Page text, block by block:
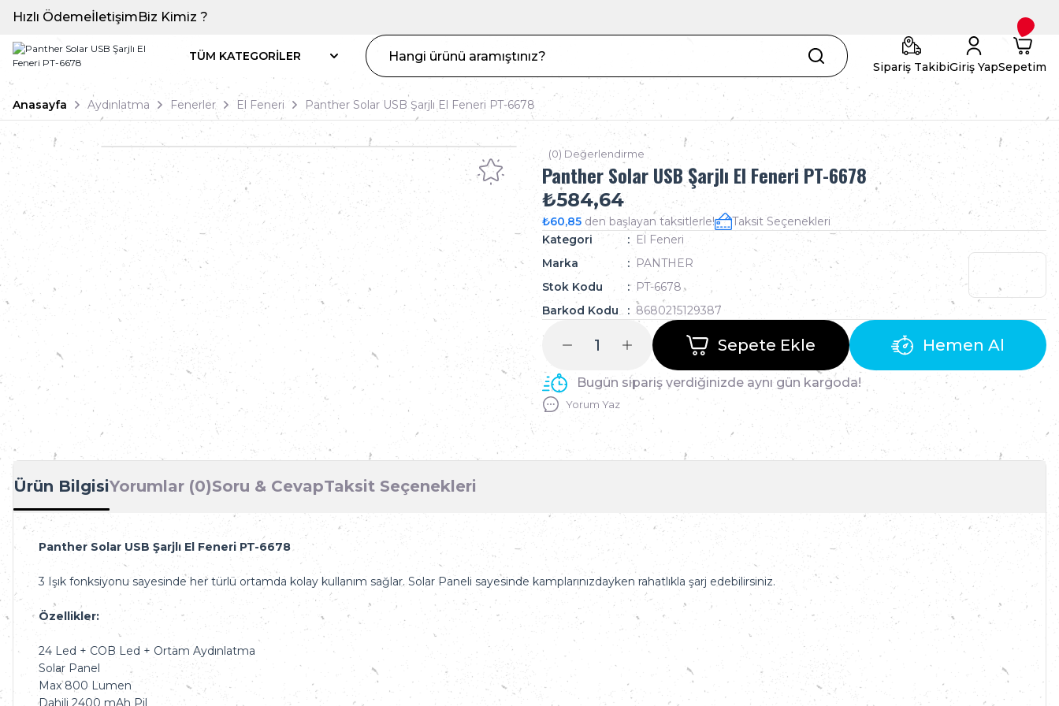
Hızlı ÖdemeİletişimBiz Kimiz ?
TÜM KATEGORİLER
Sipariş TakibiGiriş YapSepetim
Anasayfa Aydınlatma Fenerler El Feneri Panther Solar USB Şarjlı El Feneri PT-6678
(0) Değerlendirme
Panther Solar USB Şarjlı El Feneri PT-6678
₺584,64
₺60,85 den başlayan taksitlerle!
Taksit Seçenekleri
Kategori
El Feneri
Marka
PANTHER
Stok Kodu
PT-6678
Barkod Kodu
8680215129387
Sepete Ekle Hemen Al
Bugün sipariş verdiğinizde aynı gün kargoda!
Yorum Yaz
Ürün BilgisiYorumlar (0)Soru & CevapTaksit Seçenekleri
Panther Solar USB Şarjlı El Feneri PT-6678
3 Işık fonksiyonu sayesinde her türlü ortamda kolay kullanım sağlar. Solar Paneli sayesinde kamplarınızdayken rahatlıkla şarj edebilirsiniz.
Özellikler:
24 Led + COB Led + Ortam Aydınlatma
Solar Panel
Max 800 Lumen
Dahili 2400 mAh Pil